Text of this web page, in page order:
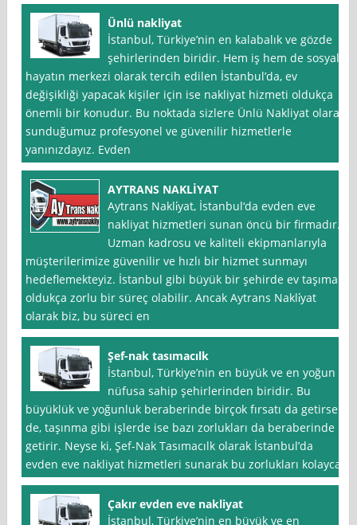
Ünlü nakliyat
İstanbul, Türkiye’nin en kalabalık ve gözde
şehirlerinden biridir. Hem iş hem de sosyal
hayatın merkezi olarak tercih edilen İstanbul’da, ev
değişikliği yapacak kişiler için ise nakliyat hizmeti oldukça
önemli bir konudur. Bu noktada sizlere Ünlü Nakliyat olarak
sunduğumuz profesyonel ve güvenilir hizmetlerle
yanınızdayız. Evden
AYTRANS NAKLİYAT
Aytrans Nakli̇yat, İstanbul‘da evden eve
nakliyat hizmetleri sunan öncü bir firmadır.
Uzman kadrosu ve kaliteli ekipmanlarıyla
müşterilerimize güvenilir ve hızlı bir hizmet sunmayı
hedeflemekteyiz. İstanbul gibi büyük bir şehirde ev taşımak
oldukça zorlu bir süreç olabilir. Ancak Aytrans Nakli̇yat
olarak biz, bu süreci en
Şef-nak tasımacılk
İstanbul, Türkiye’nin en büyük ve en yoğun
nüfusa sahip şehirlerinden biridir. Bu
büyüklük ve yoğunluk beraberinde birçok fırsatı da getirse
de, taşınma gibi işlerde ise bazı zorlukları da beraberinde
getirir. Neyse ki, Şef-Nak Tasımacılk olarak İstanbul’da
evden eve nakliyat hizmetleri sunarak bu zorlukları kolayca
Çakır evden eve nakliyat
İstanbul, Türkiye’nin en büyük ve en